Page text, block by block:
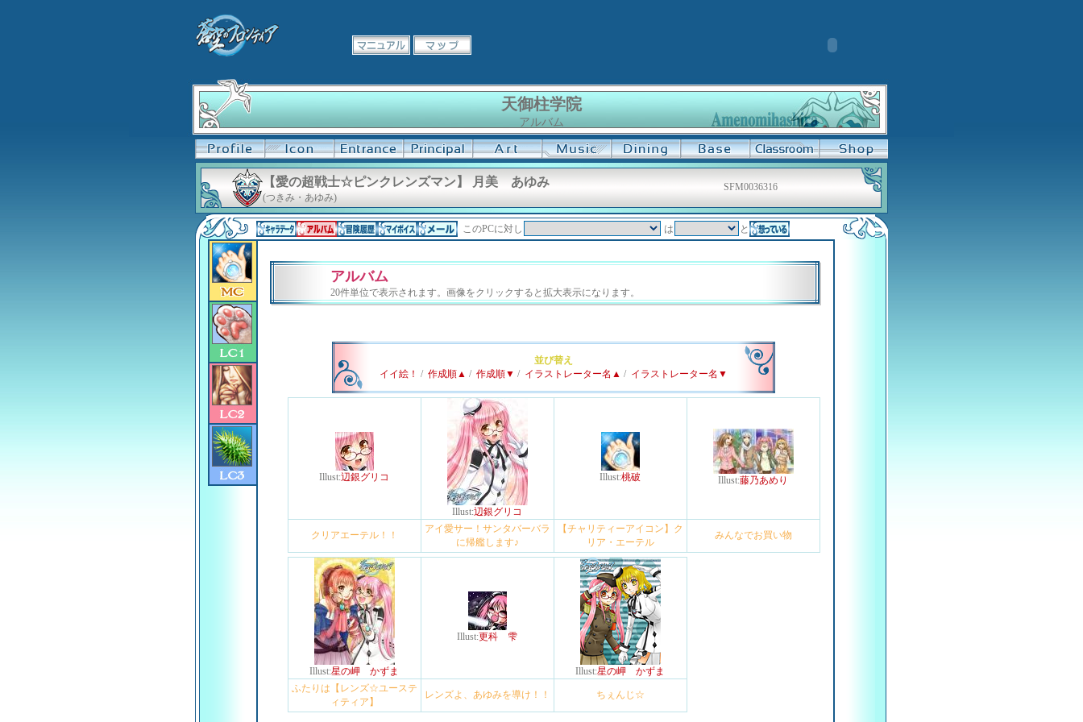
天御柱学院
アルバム
【愛の超戦士☆ピンクレンズマン】 月美 あゆみ
(つきみ・あゆみ)
SFM0036316
このPCに対し は と
アルバム
20件単位で表示されます。画像をクリックすると拡大表示になります。
並び替え
イイ絵！ / 作成順▲ / 作成順▼ / イラストレーター名▲ / イラストレーター名▼
Illust:辺銀グリコ
Illust:辺銀グリコ
Illust:桃破 Illust:藤乃あめり
クリアエーテル！！
アイ愛サー！サンタバーバラ
に帰艦します♪
【チャリティーアイコン】ク
リア・エーテル
みんなでお買い物
Illust:星の岬 かずま
Illust:更科 雫
Illust:星の岬 かずま
ふたりは【レンズ☆ユーステ
ィティア】
レンズよ、あゆみを導け！！ ちぇんじ☆